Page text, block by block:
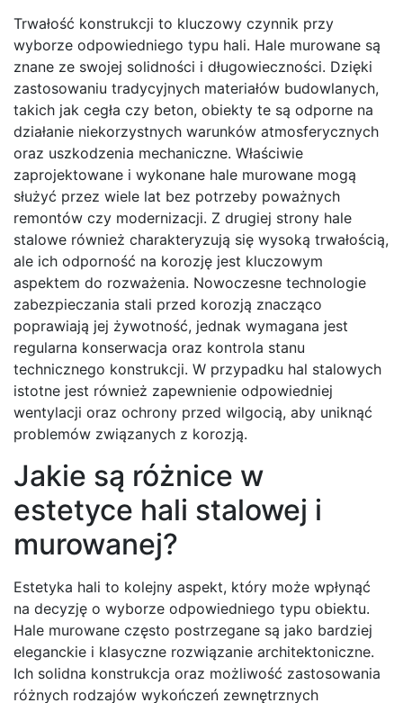
Trwałość konstrukcji to kluczowy czynnik przy
wyborze odpowiedniego typu hali. Hale murowane są
znane ze swojej solidności i długowieczności. Dzięki
zastosowaniu tradycyjnych materiałów budowlanych,
takich jak cegła czy beton, obiekty te są odporne na
działanie niekorzystnych warunków atmosferycznych
oraz uszkodzenia mechaniczne. Właściwie
zaprojektowane i wykonane hale murowane mogą
służyć przez wiele lat bez potrzeby poważnych
remontów czy modernizacji. Z drugiej strony hale
stalowe również charakteryzują się wysoką trwałością,
ale ich odporność na korozję jest kluczowym
aspektem do rozważenia. Nowoczesne technologie
zabezpieczania stali przed korozją znacząco
poprawiają jej żywotność, jednak wymagana jest
regularna konserwacja oraz kontrola stanu
technicznego konstrukcji. W przypadku hal stalowych
istotne jest również zapewnienie odpowiedniej
wentylacji oraz ochrony przed wilgocią, aby uniknąć
problemów związanych z korozją.
Jakie są różnice w
estetyce hali stalowej i
murowanej?
Estetyka hali to kolejny aspekt, który może wpłynąć
na decyzję o wyborze odpowiedniego typu obiektu.
Hale murowane często postrzegane są jako bardziej
eleganckie i klasyczne rozwiązanie architektoniczne.
Ich solidna konstrukcja oraz możliwość zastosowania
różnych rodzajów wykończeń zewnętrznych